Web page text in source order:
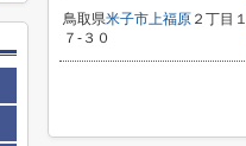
鳥取県米子市上福原 ２丁目１
７-３０